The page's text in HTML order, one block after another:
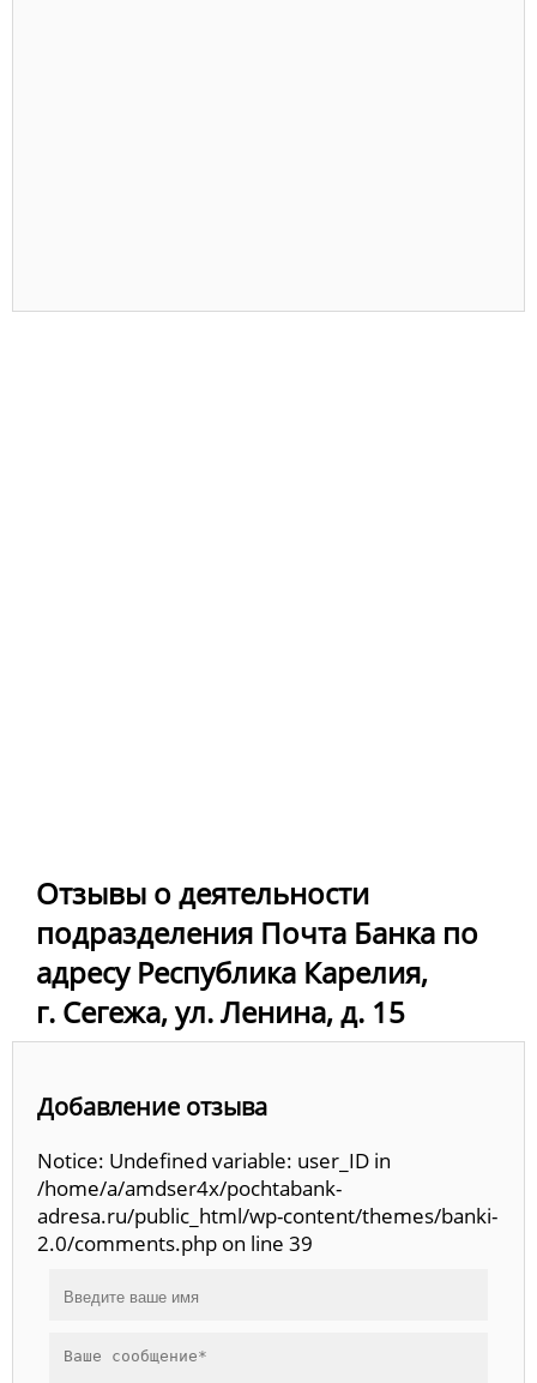
Отзывы о деятельности
подразделения Почта Банка по
адресу Республика Карелия,
г. Сегежа, ул. Ленина, д. 15
Добавление отзыва
Notice: Undefined variable: user_ID in
/home/a/amdser4x/pochtabank-
adresa.ru/public_html/wp-content/themes/banki-
2.0/comments.php on line 39